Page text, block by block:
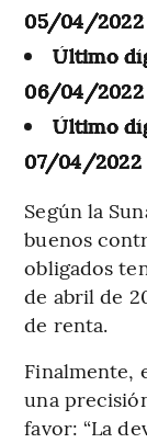
05/04/2022
Último
06/04/2022
Último
07/04/2022
Según la
buenos
obligados
de abril de
de renta.
Finalmente,
una
favor: “La